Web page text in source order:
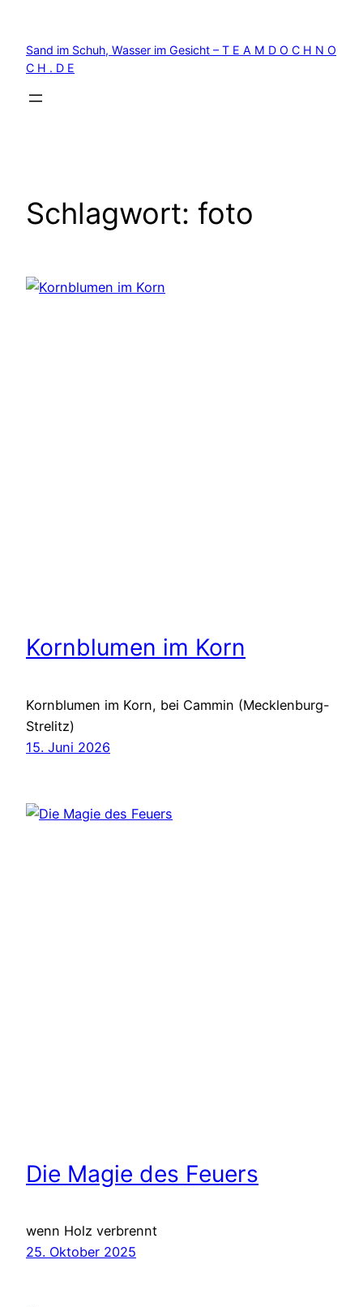
springen
Sand im Schuh, Wasser im Gesicht – T E A M D O C H N O
C H . D E
Schlagwort: foto
Kornblumen im Korn
Kornblumen im Korn, bei Cammin (Mecklenburg-
Strelitz)
15. Juni 2026
Die Magie des Feuers
wenn Holz verbrennt
25. Oktober 2025